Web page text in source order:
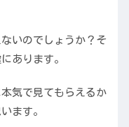
いのでしょうか？そ
あります。
気で見てもらえるか
ます。